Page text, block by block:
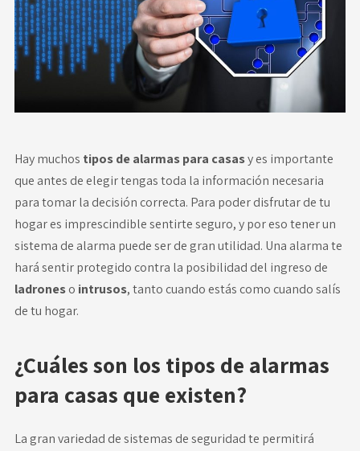
Faq
Contacto
Hay muchos tipos de alarmas para casasy es importante
que antes de elegir tengas toda la información necesaria
para tomar la decisión correcta. Para poder disfrutar de tu
hogar es imprescindible sentirte seguro, y por eso tener un
sistema de alarma puede ser de gran utilidad. Una alarma te
hará sentir protegido contra la posibilidad del ingreso de
ladroneso intrusos, tanto cuando estás como cuando salís
de tu hogar.
¿Cuáles son los tipos de alarmas
para casas que existen?
Lagran variedad desistemas de seguridadte permitirá